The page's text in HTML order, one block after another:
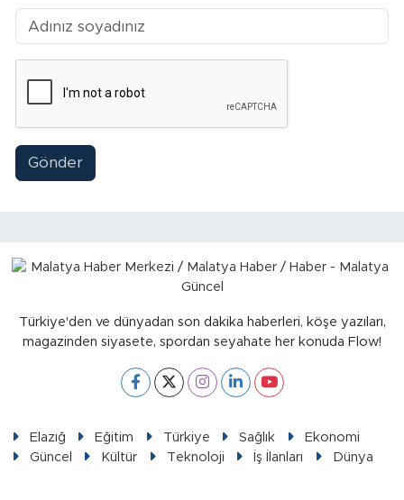
Gönder
Türkiye'den ve dünyadan son dakika haberleri, köşe yazıları,
magazinden siyasete, spordan seyahate her konuda Flow!
Elazığ Eğitim Türkiye Sağlık
Ekonomi
Güncel
Kültür Teknoloji İş İlanları Dünya